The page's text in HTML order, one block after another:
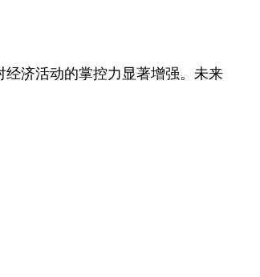
济活动的掌控力显著增强。未来